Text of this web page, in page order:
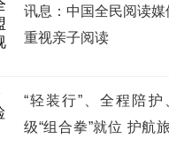
讯息：中国全民阅读
重视亲子阅读
“轻装行”、全程陪
级“组合拳”就位 护航